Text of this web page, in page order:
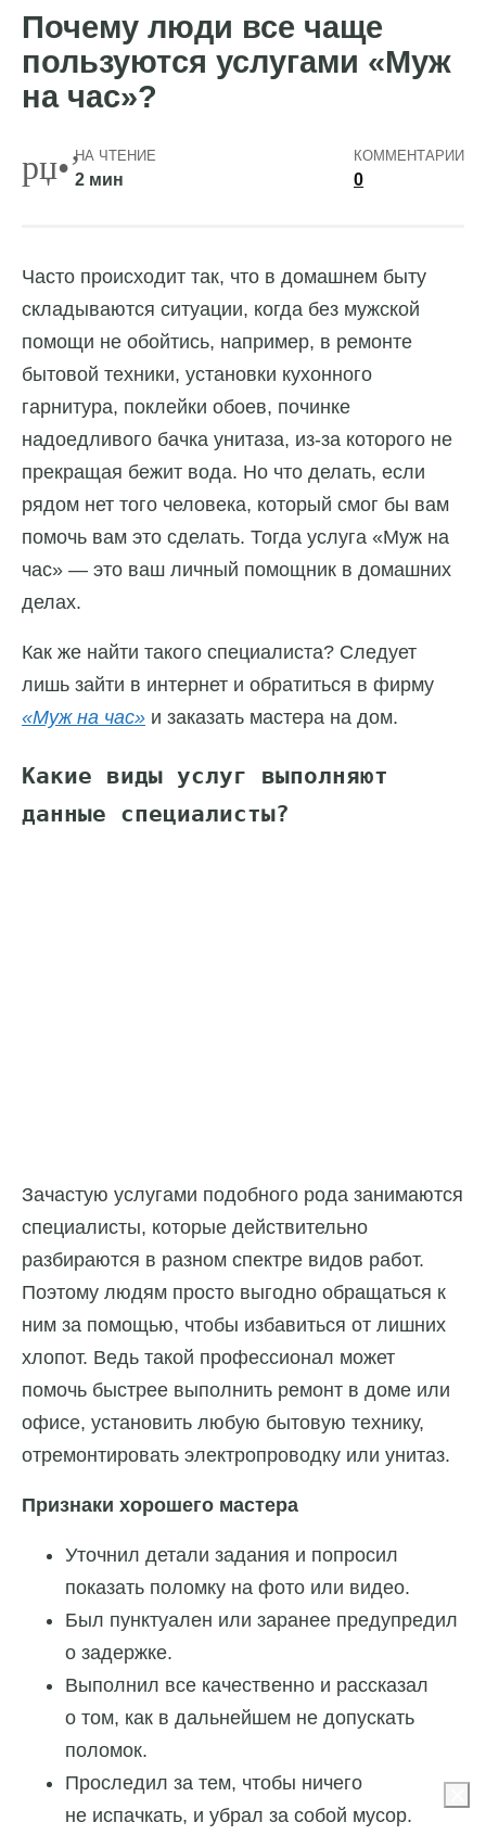
Почему люди все чаще
пользуются услугами «Муж
на час»?
НА ЧТЕНИЕ
2 мин
КОММЕНТАРИИ
0
Часто происходит так, что в домашнем быту
складываются ситуации, когда без мужской
помощи не обойтись, например, в ремонте
бытовой техники, установки кухонного
гарнитура, поклейки обоев, починке
надоедливого бачка унитаза, из-за которого не
прекращая бежит вода. Но что делать, если
рядом нет того человека, который смог бы вам
помочь вам это сделать. Тогда услуга «Муж на
час» — это ваш личный помощник в домашних
делах.
Как же найти такого специалиста? Следует
лишь зайти в интернет и обратиться в фирму
«Муж на час» и заказать мастера на дом.
Какие виды услуг выполняют
данные специалисты?
Зачастую услугами подобного рода занимаются
специалисты, которые действительно
разбираются в разном спектре видов работ.
Поэтому людям просто выгодно обращаться к
ним за помощью, чтобы избавиться от лишних
хлопот. Ведь такой профессионал может
помочь быстрее выполнить ремонт в доме или
офисе, установить любую бытовую технику,
отремонтировать электропроводку или унитаз.
Признаки хорошего мастера
Уточнил детали задания и попросил
показать поломку на фото или видео.
Был пунктуален или заранее предупредил
о задержке.
Выполнил все качественно и рассказал
о том, как в дальнейшем не допускать
поломок.
Проследил за тем, чтобы ничего
не испачкать, и убрал за собой мусор.